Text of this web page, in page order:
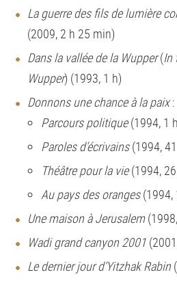
La guerre des fils de lumière
(2009, 2 h 25 min)
Dans la vallée de la Wupper(In
Wupper) (1993, 1 h)
Donnons une chance à la paix:
Parcours politique(1994, 1
Paroles d’écrivains(1994,
Théâtre pour la vie(1994,
Au pays des oranges(1994,
Une maison à Jerusalem
Wadi grand canyon 2001
Le dernier jour d’Yitzhak Rabin